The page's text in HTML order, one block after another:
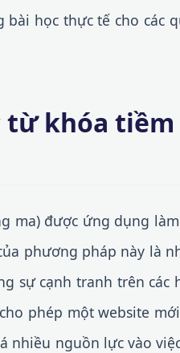
học thực tế cho các
khóa
ma) được ứng dụng
phương pháp này là
sự cạnh tranh trên các
phép một website
nguồn lực vào